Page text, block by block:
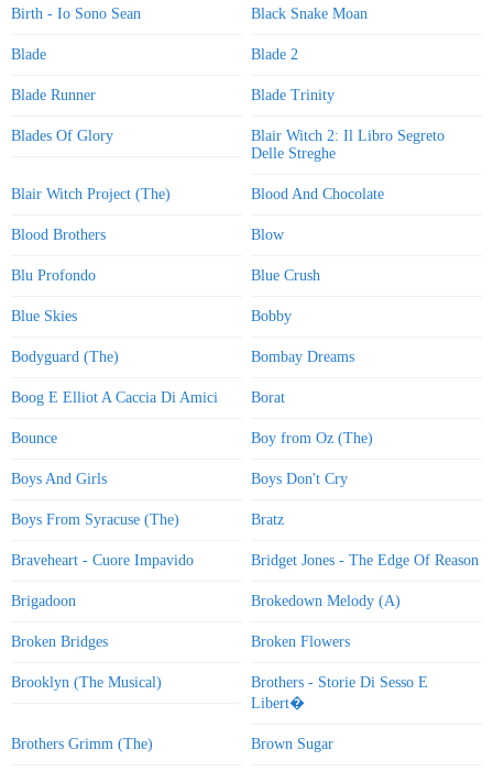
Birth - Io Sono Sean Black Snake Moan
Blade Blade 2
Blade Runner Blade Trinity
Blades Of Glory
Blair Witch 2: Il Libro Segreto
Delle Streghe
Blair Witch Project (The) Blood And Chocolate
Blood Brothers Blow
Blu Profondo Blue Crush
Blue Skies Bobby
Bodyguard (The) Bombay Dreams
Boog E Elliot A Caccia Di Amici Borat
Bounce Boy from Oz (The)
Boys And Girls Boys Don't Cry
Boys From Syracuse (The) Bratz
Braveheart - Cuore Impavido Bridget Jones - The Edge Of Reason
Brigadoon Brokedown Melody (A)
Broken Bridges Broken Flowers
Brooklyn (The Musical)
Brothers - Storie Di Sesso E
Libert�
Brothers Grimm (The) Brown Sugar